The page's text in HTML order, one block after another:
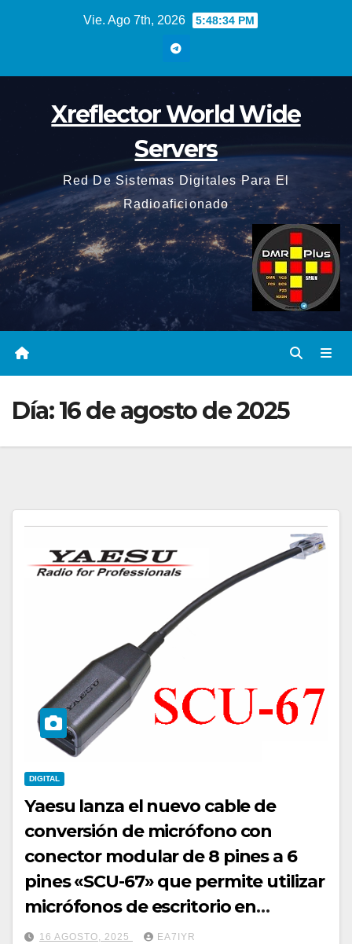
Vie. Ago 7th, 2026 5:48:35 PM
Xreflector World Wide
Servers
Red De Sistemas Digitales Para El
Radioaficionado
Día:16 de agosto de 2025
DIGITAL
Yaesu lanza el nuevo cable de
conversión de micrófono con
conector modular de 8 pines a 6
pines «SCU-67» que permite utilizar
micrófonos de escritorio en
dispositivos móviles.
16 AGOSTO, 2025 EA7IYR